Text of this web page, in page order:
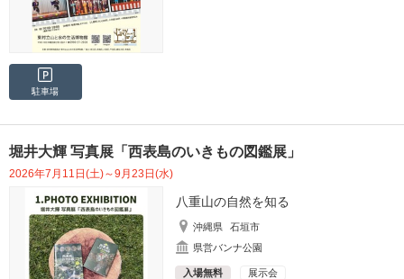
駐車場
堀井大輝 写真展「西表島のいきもの図鑑展」
2026年7月11日(土)～9月23日(水)
八重山の自然を知る
沖縄県
石垣市
県営バンナ公園
入場無料 展示会